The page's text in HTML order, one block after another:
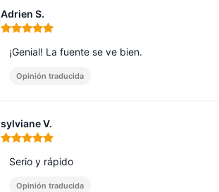
Adrien S.
Nota: 5 de 5
¡Genial! La fuente se ve bien.
Opinión traducida
sylviane V.
Nota: 5 de 5
Serio y rápido
Opinión traducida